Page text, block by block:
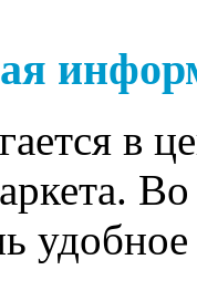
в